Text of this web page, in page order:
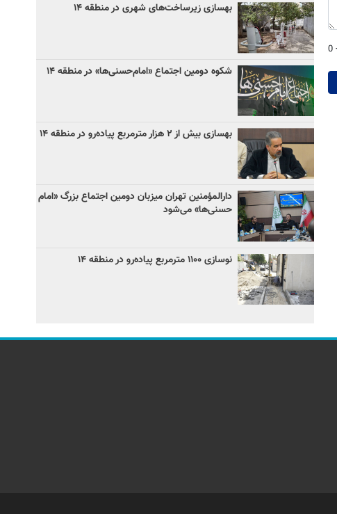
0
بهسازی زیرساخت‌های شهری در منطقه ۱۴
شکوه دومین اجتماع «امام‌حسنی‌ها» در منطقه ۱۴
بهسازی بیش از ۲ هزار مترمربع پیاده‌رو در منطقه ۱۴
دارالمؤمنین تهران میزبان دومین اجتماع بزرگ «امام
حسنی‌ها» می‌شود
نوسازی ۱۱۰۰ مترمربع پیاده‌رو در منطقه ۱۴